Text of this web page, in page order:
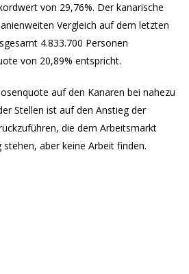
von 29,76%. Der kanarische
Vergleich auf dem letzten
4.833.700 Personen
von 20,89% entspricht.
auf den Kanaren bei nahezu
Stellen ist auf den Anstieg der
die dem Arbeitsmarkt
aber keine Arbeit finden.